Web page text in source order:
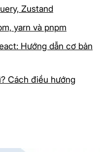
Zustand
yarn và pnpm
Hướng dẫn cơ bản
Cách điều hướng